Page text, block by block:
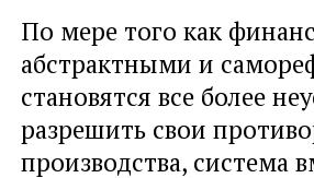
По мере того как
абстрактными и
становятся все более
разрешить свои
производства, система